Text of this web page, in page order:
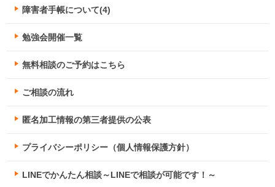
障害者手帳について(4)
勉強会開催一覧
無料相談のご予約はこちら
ご相談の流れ
匿名加工情報の第三者提供の公表
プライバシーポリシー（個人情報保護方針）
LINEでかんたん相談～LINEで相談が可能です！～